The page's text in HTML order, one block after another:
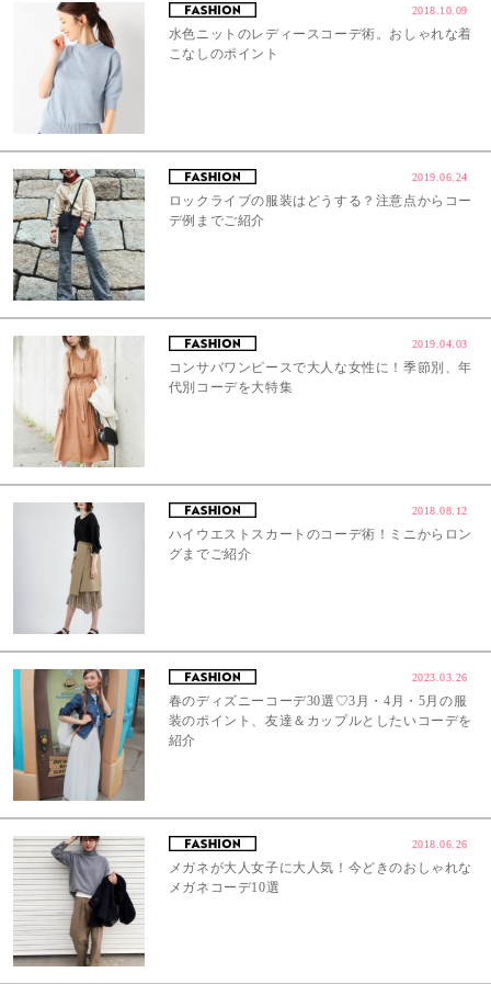
2018.10.09
水色ニットのレディースコーデ術。おしゃれな着
こなしのポイント
2019.06.24
ロックライブの服装はどうする？注意点からコー
デ例までご紹介
2019.04.03
コンサバワンピースで大人な女性に！季節別、年
代別コーデを大特集
2018.08.12
ハイウエストスカートのコーデ術！ミニからロン
グまでご紹介
2023.03.26
春のディズニーコーデ30選♡3月・4月・5月の服
装のポイント、友達＆カップルとしたいコーデを
紹介
2018.06.26
メガネが大人女子に大人気！今どきのおしゃれな
メガネコーデ10選